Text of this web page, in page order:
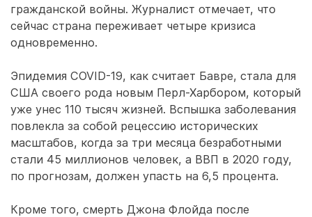
гражданской войны. Журналист отмечает, что
сейчас страна переживает четыре кризиса
одновременно.
Эпидемия COVID-19, как считает Бавре, стала для
США своего рода новым Перл-Харбором, который
уже унес 110 тысяч жизней. Вспышка заболевания
повлекла за собой рецессию исторических
масштабов, когда за три месяца безработными
стали 45 миллионов человек, а ВВП в 2020 году,
по прогнозам, должен упасть на 6,5 процента.
Кроме того, смерть Джона Флойда после